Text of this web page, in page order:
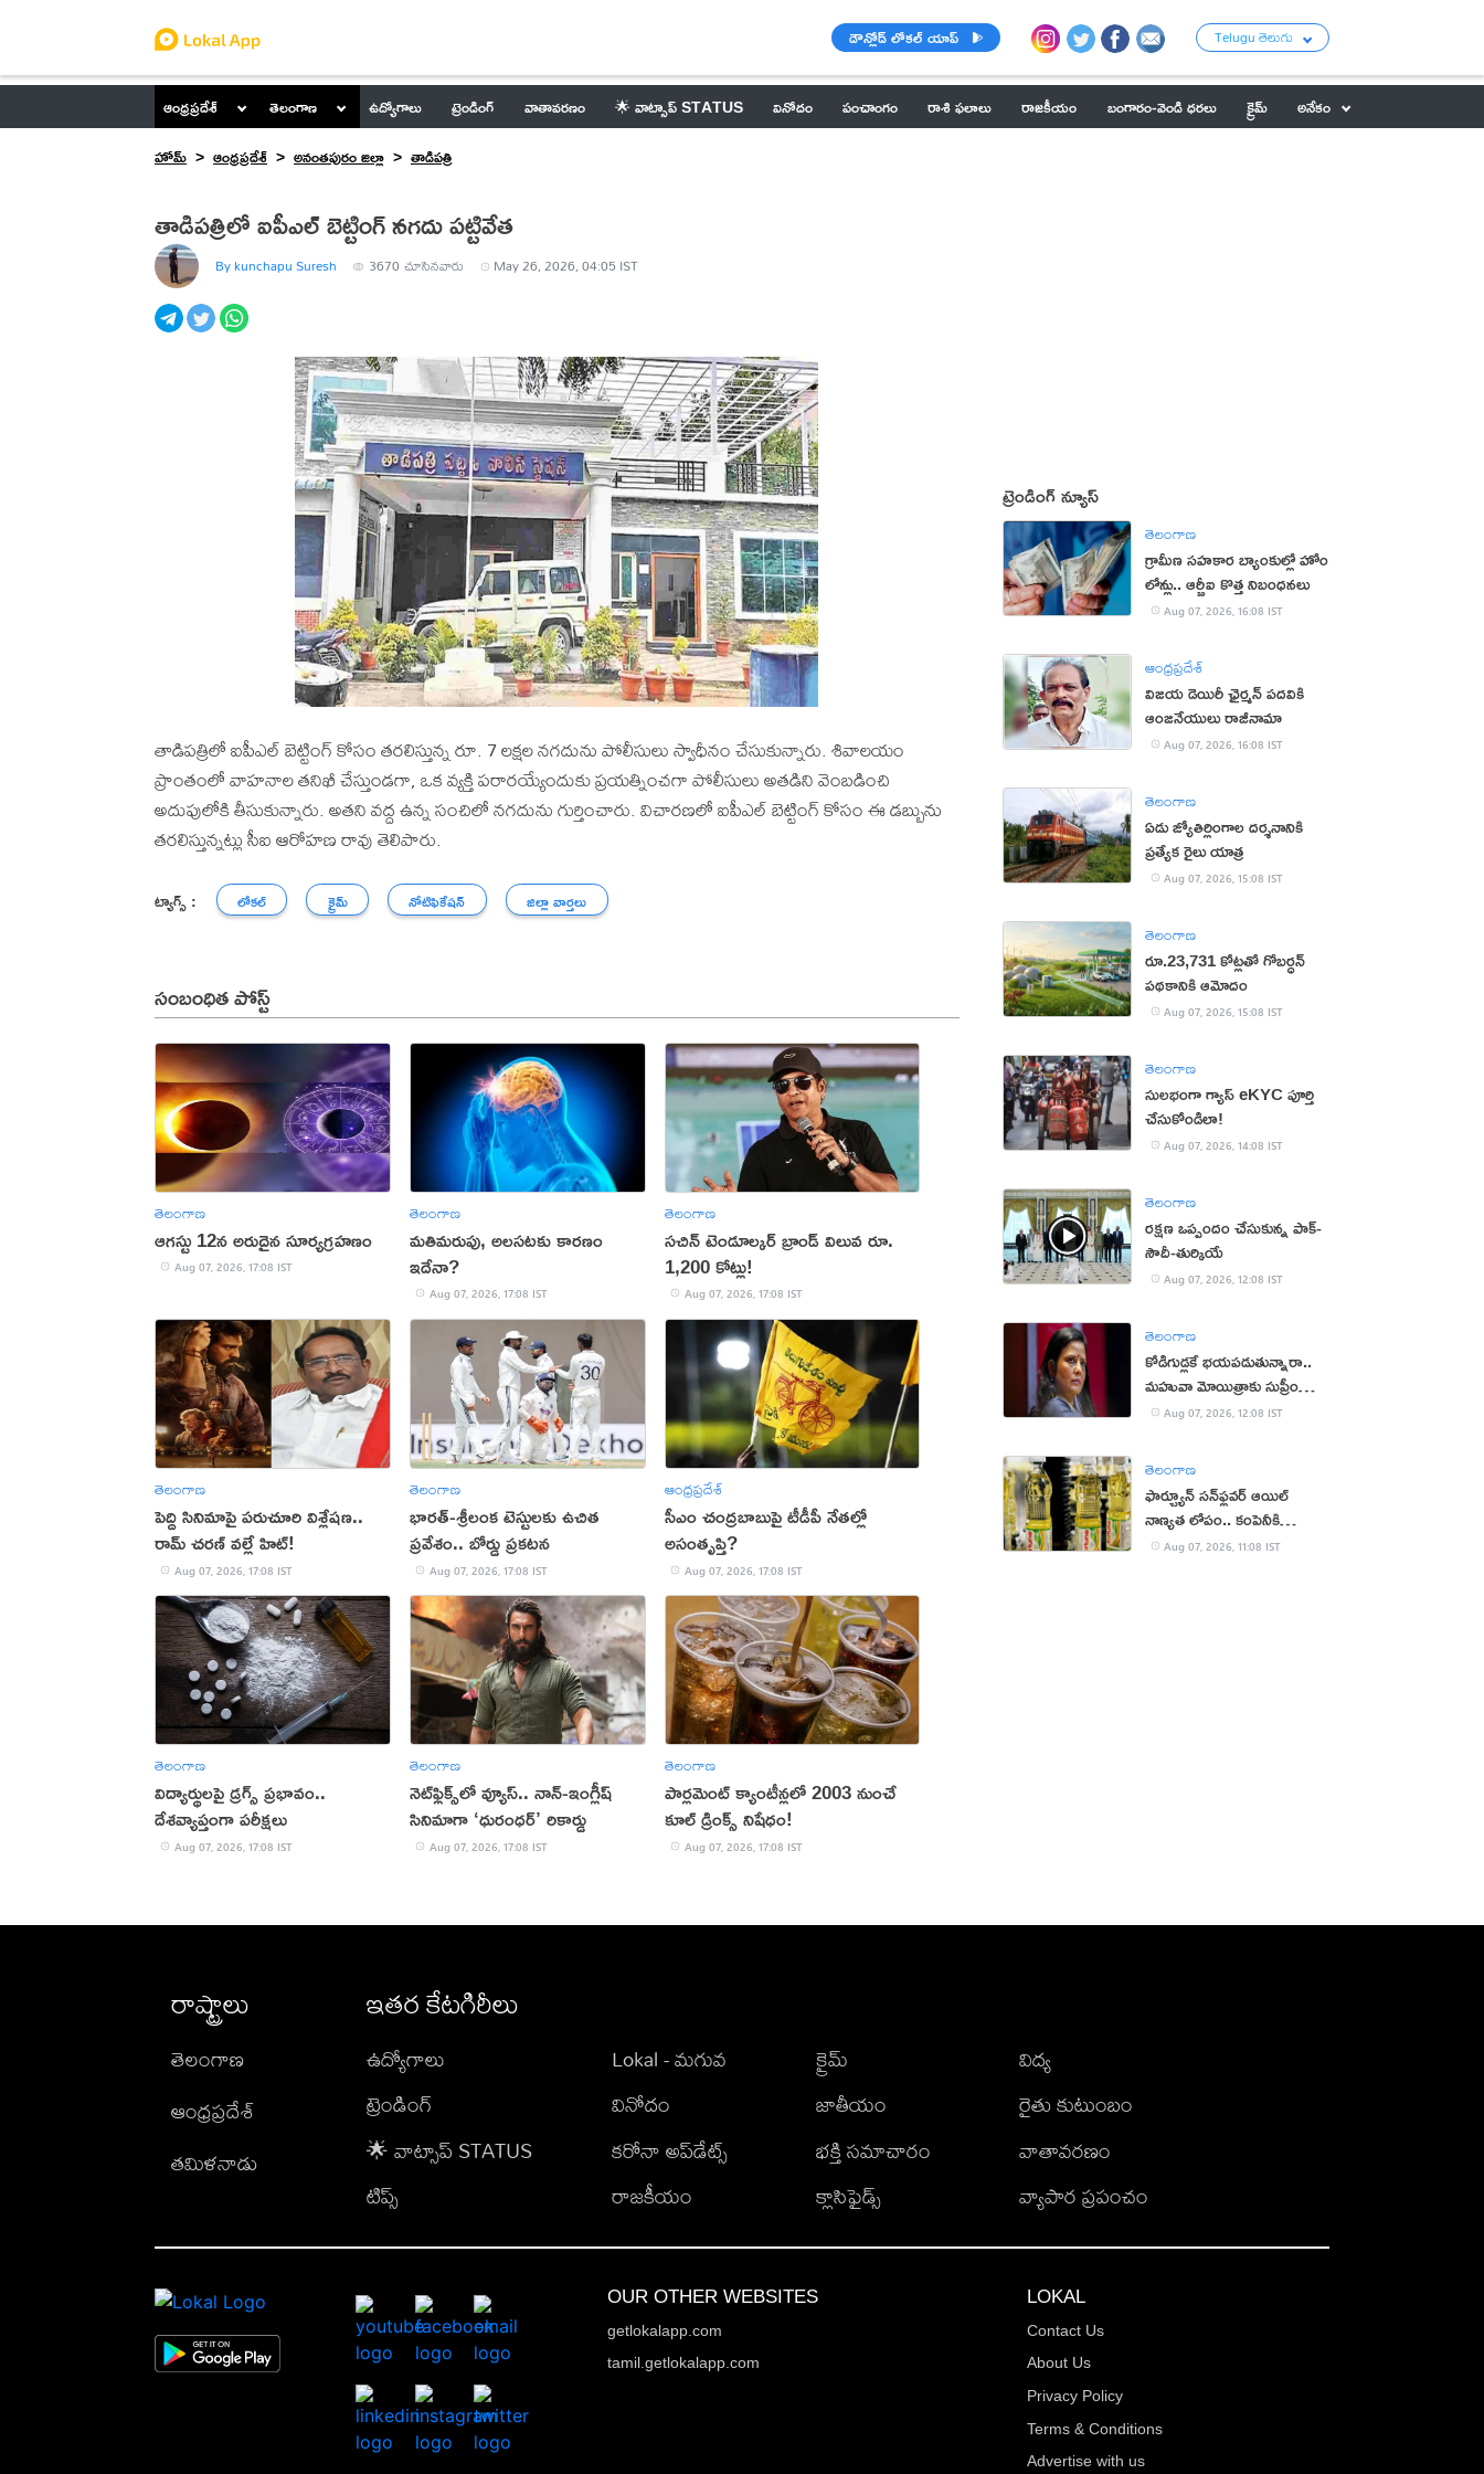
డౌన్లోడ్ లోకల్ యాప్ Telugu తెలుగు
ఆంధ్రప్రదేశ్ తెలంగాణ ఉద్యోగాలు ట్రెండింగ్ వాతావరణం 🌟 వాట్సాప్ STATUS వినోదం పంచాంగం రాశి ఫలాలు రాజకీయం బంగారం-వెండి ధరలు క్రైమ్
అనేకం
హోమ్
ఆంధ్రప్రదేశ్ అనంతపురం జిల్లా తాడిపత్రి
తాడిపత్రిలో ఐపీఎల్ బెట్టింగ్ నగదు పట్టివేత
By kunchapu Suresh 3670 చూసినవారు May 26, 2026, 04:05 IST
తాడిపత్రిలో ఐపీఎల్ బెట్టింగ్ కోసం తరలిస్తున్న రూ. 7 లక్షల నగదును పోలీసులు స్వాధీనం చేసుకున్నారు. శివాలయం
ప్రాంతంలో వాహనాల తనిఖీ చేస్తుండగా, ఒక వ్యక్తి పరారయ్యేందుకు ప్రయత్నించగా పోలీసులు అతడిని వెంబడించి
అదుపులోకి తీసుకున్నారు. అతని వద్ద ఉన్న సంచిలో నగదును గుర్తించారు. విచారణలో ఐపీఎల్ బెట్టింగ్ కోసం ఈ డబ్బును
తరలిస్తున్నట్లు సీఐ ఆరోహణ రావు తెలిపారు.
ట్యాగ్స్ : లోకల్ క్రైమ్ నోటిఫికేషన్ జిల్లా వార్తలు
సంబంధిత పోస్ట్
తెలంగాణ
ఆగస్టు 12న అరుదైన సూర్యగ్రహణం
Aug 07, 2026, 17:08 IST
తెలంగాణ
మతిమరుపు, అలసటకు కారణం
ఇదేనా?
Aug 07, 2026, 17:08 IST
తెలంగాణ
సచిన్ టెండూల్కర్ బ్రాండ్ విలువ రూ.
1,200 కోట్లు!
Aug 07, 2026, 17:08 IST
తెలంగాణ
పెద్ది సినిమాపై పరుచూరి విశ్లేషణ..
రామ్ చరణ్ వల్లే హిట్!
Aug 07, 2026, 17:08 IST
తెలంగాణ
భారత్-శ్రీలంక టెస్టులకు ఉచిత
ప్రవేశం.. బోర్డు ప్రకటన
Aug 07, 2026, 17:08 IST
ఆంధ్రప్రదేశ్
సీఎం చంద్రబాబుపై టీడీపీ నేతల్లో
అసంతృప్తి?
Aug 07, 2026, 17:08 IST
తెలంగాణ
విద్యార్థులపై డ్రగ్స్ ప్రభావం..
దేశవ్యాప్తంగా పరీక్షలు
Aug 07, 2026, 17:08 IST
తెలంగాణ
నెట్‌ఫ్లిక్స్‌లో వ్యూస్.. నాన్-ఇంగ్లీష్
సినిమాగా ‘ధురంధర్’ రికార్డు
Aug 07, 2026, 17:08 IST
తెలంగాణ
పార్లమెంట్ క్యాంటీన్లలో 2003 నుంచే
కూల్ డ్రింక్స్ నిషేధం!
Aug 07, 2026, 17:08 IST
ట్రెండింగ్ న్యూస్
తెలంగాణ
గ్రామీణ సహకార బ్యాంకుల్లో హోం
లోన్లు.. ఆర్బీఐ కొత్త నిబంధనలు
Aug 07, 2026, 16:08 IST
ఆంధ్రప్రదేశ్
విజయ డెయిరీ ఛైర్మన్ పదవికి
ఆంజనేయులు రాజీనామా
Aug 07, 2026, 16:08 IST
తెలంగాణ
ఏడు జ్యోతిర్లింగాల దర్శనానికి
ప్రత్యేక రైలు యాత్ర
Aug 07, 2026, 15:08 IST
తెలంగాణ
రూ.23,731 కోట్లతో గోబర్ధన్
పథకానికి ఆమోదం
Aug 07, 2026, 15:08 IST
తెలంగాణ
సులభంగా గ్యాస్ eKYC పూర్తి
చేసుకోండిలా!
Aug 07, 2026, 14:08 IST
తెలంగాణ
రక్షణ ఒప్పందం చేసుకున్న పాక్‌-
సౌదీ-తుర్కియే
Aug 07, 2026, 12:08 IST
తెలంగాణ
కోడిగుడ్లకే భయపడుతున్నారా..
మహువా మోయిత్రాకు సుప్రీం
చురకలు
Aug 07, 2026, 12:08 IST
తెలంగాణ
ఫార్చ్యూన్ సన్‌ఫ్లవర్ ఆయిల్
నాణ్యత లోపం.. కంపెనీకి
జరిమానా
Aug 07, 2026, 11:08 IST
రాష్ట్రాలు
తెలంగాణ
ఆంధ్రప్రదేశ్
తమిళనాడు
ఇతర కేటగిరీలు
ఉద్యోగాలు
ట్రెండింగ్
🌟 వాట్సాప్ STATUS
టిప్స్
Lokal - మగువ
వినోదం
కరోనా అప్‌డేట్స్
రాజకీయం
క్రైమ్
జాతీయం
భక్తి సమాచారం
క్లాసిఫైడ్స్
విద్య
రైతు కుటుంబం
వాతావరణం
వ్యాపార ప్రపంచం
OUR OTHER WEBSITES
getlokalapp.com
tamil.getlokalapp.com
LOKAL
Contact Us
About Us
Privacy Policy
Terms & Conditions
Advertise with us